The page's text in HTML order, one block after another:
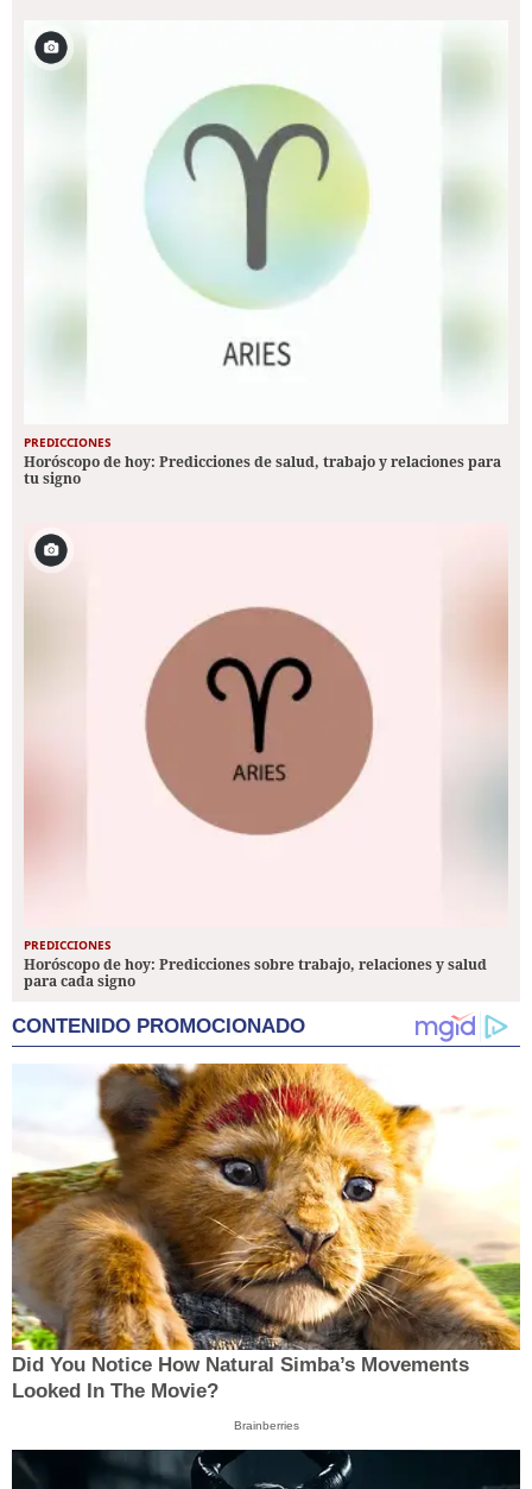
PREDICCIONES
Horóscopo de hoy: Predicciones de salud, trabajo y relaciones para
tu signo
PREDICCIONES
Horóscopo de hoy: Predicciones sobre trabajo, relaciones y salud
para cada signo
CONTENIDO PROMOCIONADO
Did You Notice How Natural Simba’s Movements
Looked In The Movie?
Brainberries